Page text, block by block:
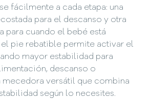
fácilmente a cada etapa: una
para el descanso y otra
para cuando el bebé está
el pie rebatible permite activar el
mayor estabilidad para
descanso o
mecedora versátil que combina
según lo necesites.